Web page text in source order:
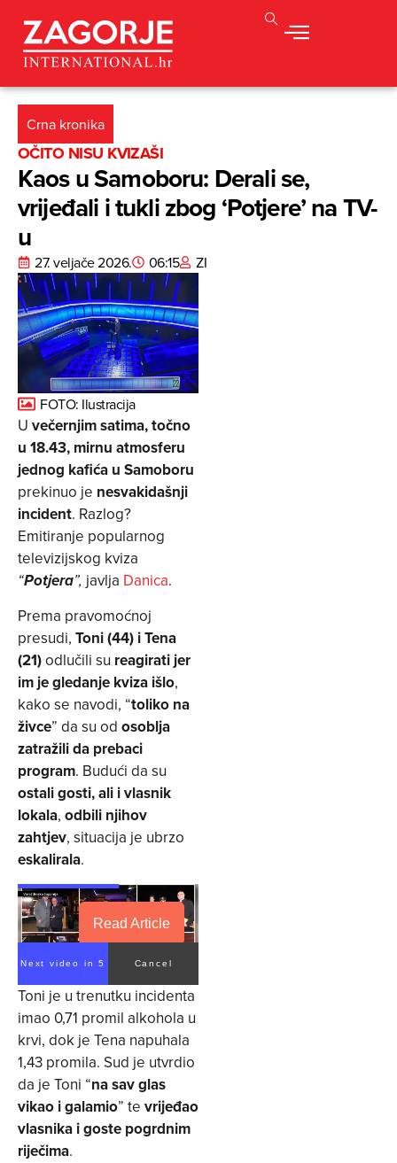
Crna kronika
OČITO NISU KVIZAŠI
Kaos u Samoboru: Derali se,
vrijeđali i tukli zbog ‘Potjere’ na TV-
u
27. veljače 2026. 06:15 ZI
FOTO: Ilustracija
U večernjim satima, točno
u 18.43, mirnu atmosferu
jednog kafića u Samoboru
prekinuo je nesvakidašnji
incident. Razlog?
Emitiranje popularnog
televizijskog kviza
“Potjera”, javlja Danica.
Prema pravomoćnoj
presudi, Toni (44) i Tena
(21)odlučili su reagirati jer
im je gledanje kviza išlo,
kako se navodi, “toliko na
živce” da su od osoblja
zatražili da prebaci
program. Budući da su
ostali gosti, ali i vlasnik
lokala, odbili njihov
zahtjev, situacija je ubrzo
eskalirala.
Read Article
Next video in 4 Cancel
Toni je u trenutku incidenta
imao 0,71 promil alkohola u
krvi, dok je Tena napuhala
1,43 promila. Sud je utvrdio
da je Toni “na sav glas
vikao i galamio” te vrijeđao
vlasnika i goste pogrdnim
riječima.